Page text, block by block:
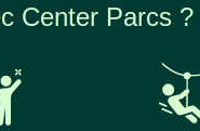
Center Parcs ?